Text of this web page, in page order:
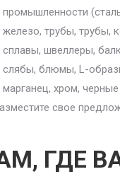
промышленности
железо, трубы, трубы,
сплавы, швеллеры,
слябы, блюмы, L-
марганец, хром,
свое
ГДЕ